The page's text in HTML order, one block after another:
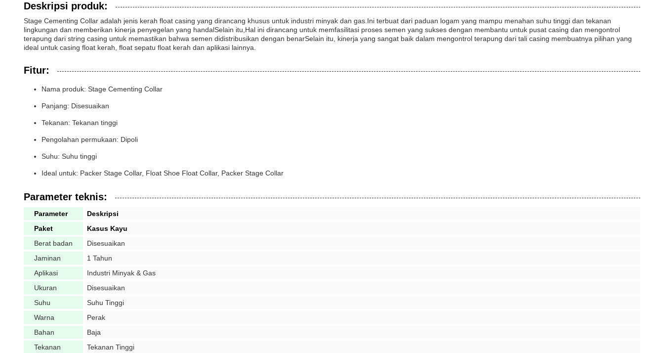
Deskripsi produk:
Stage Cementing Collar adalah jenis kerah float casing yang dirancang khusus untuk industri minyak dan gas.Ini terbuat dari paduan logam yang mampu menahan suhu tinggi dan tekanan
lingkungan dan memberikan kinerja penyegelan yang handalSelain itu,Hal ini dirancang untuk memfasilitasi proses semen yang sukses dengan membantu untuk pusat casing dan mengontrol
terapung dari string casing untuk memastikan bahwa semen didistribusikan dengan benarSelain itu, kinerja yang sangat baik dalam mengontrol terapung dari tali casing membuatnya pilihan yang
ideal untuk casing float kerah, float sepatu float kerah dan aplikasi lainnya.
Fitur:
Nama produk: Stage Cementing Collar
Panjang: Disesuaikan
Tekanan: Tekanan tinggi
Pengolahan permukaan: Dipoli
Suhu: Suhu tinggi
Ideal untuk: Packer Stage Collar, Float Shoe Float Collar, Packer Stage Collar
Parameter teknis:
Parameter
Deskripsi
Paket
Kasus Kayu
Berat badan
Disesuaikan
Jaminan
1 Tahun
Aplikasi
Industri Minyak & Gas
Ukuran
Disesuaikan
Suhu
Suhu Tinggi
Warna
Perak
Bahan
Baja
Tekanan
Tekanan Tinggi